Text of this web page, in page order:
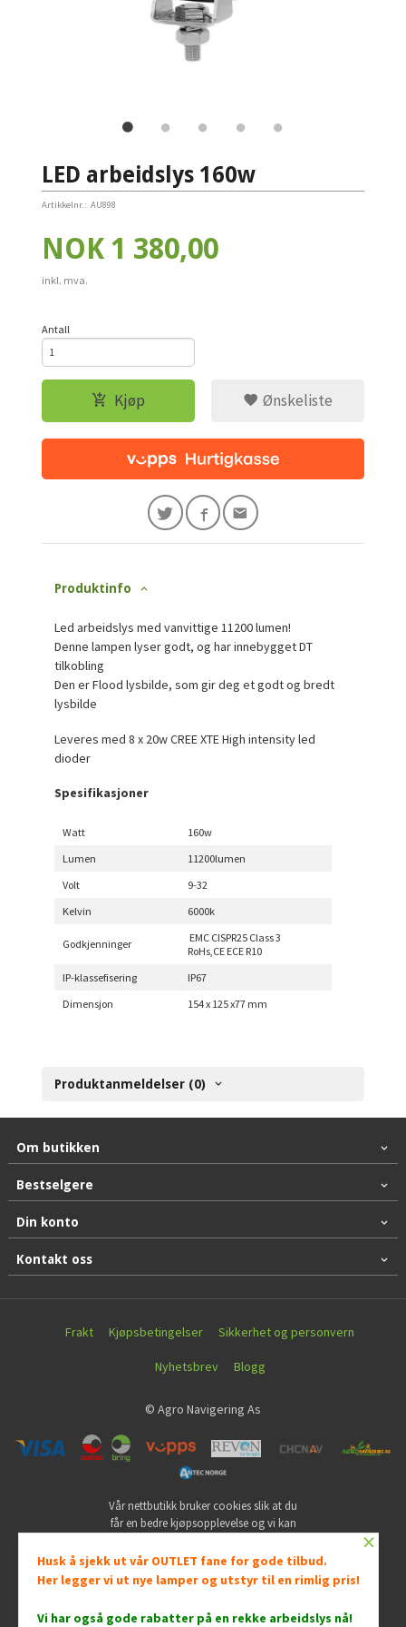
LED arbeidslys 160w
Artikkelnr.: AU898
Pris
NOK 1 380,00
inkl. mva.
Antall
Kjøp Ønskeliste
Produktinfo
Led arbeidslys med vanvittige 11200 lumen!
Denne lampen lyser godt, og har innebygget DT
tilkobling
Den er Flood lysbilde, som gir deg et godt og bredt
lysbilde
Leveres med 8 x 20w CREE XTE High intensity led
dioder
Spesifikasjoner
Watt
160w
Lumen
11200lumen
Volt
9-32
Kelvin
6000k
Godkjenninger
EMC CISPR25 Class 3
RoHs,CE ECE R10
IP-klassefisering
IP67
Dimensjon
154 x 125 x77 mm
Produktanmeldelser (0)
Om butikken
Bestselgere
Din konto
Kontakt oss
Frakt Kjøpsbetingelser Sikkerhet og personvern
Nyhetsbrev Blogg
© Agro Navigering As
Vår nettbutikk bruker cookies slik at du
får en bedre kjøpsopplevelse og vi kan
hovedsaklig til å lagre
innloggingsdetaljer og huske hva du
har puttet i handlekurven din. Fortsett å
bruke siden som normalt om du godtar
×
Husk å sjekk ut vår OUTLET fane for gode tilbud.
Her legger vi ut nye lamper og utstyr til en rimlig pris!
Vi har også gode rabatter på en rekke arbeidslys nå!